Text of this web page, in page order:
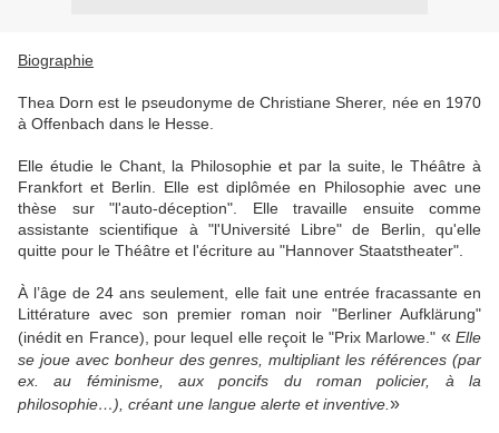
Biographie
Thea Dorn est le pseudonyme de Christiane Sherer, née en 1970
à Offenbach dans le Hesse.
Elle étudie le Chant, la Philosophie et par la suite, le Théâtre à
Frankfort et Berlin. Elle est diplômée en Philosophie avec une
thèse sur "l'auto-déception". Elle travaille ensuite comme
assistante scientifique à "l'Université Libre" de Berlin, qu'elle
quitte pour le Théâtre et l'écriture au "Hannover Staatstheater".
À l’âge de 24 ans seulement, elle fait une entrée fracassante en
Littérature avec son premier roman noir "Berliner Aufklärung"
(inédit en France), pour lequel elle reçoit le "Prix Marlowe." « Elle
se joue avec bonheur des genres, multipliant les références (par
ex. au féminisme, aux poncifs du roman policier, à la
philosophie…), créant une langue alerte et inventive. »